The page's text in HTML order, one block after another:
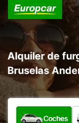
Alquiler de
Bruselas
¿Qué tipo de
Coches